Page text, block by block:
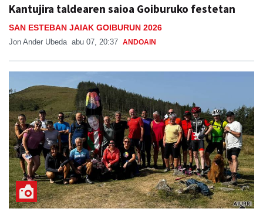
Kantujira taldearen saioa Goiburuko festetan
SAN ESTEBAN JAIAK GOIBURUN 2026
Jon Ander Ubeda abu 07, 20:37 ANDOAIN